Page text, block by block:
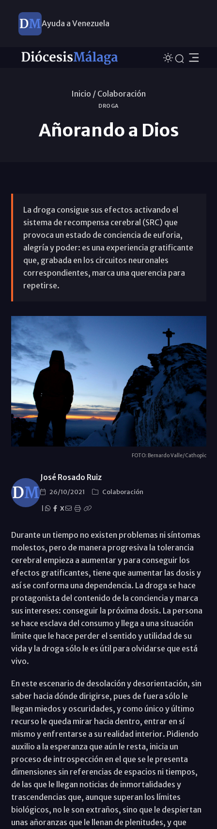
Ayuda a Venezuela
Inicio / Colaboración
DROGA
Añorando a Dios
La droga consigue sus efectos activando el
sistema de recompensa cerebral (SRC) que
provoca un estado de conciencia de euforia,
alegría y poder: es una experiencia gratificante
que, grabada en los circuitos neuronales
correspondientes, marca una querencia para
repetirse.
FOTO: Bernardo Valle/Cathopic
José Rosado Ruiz
26/10/2021
Colaboración
X
Durante un tiempo no existen problemas ni síntomas
molestos, pero de manera progresiva la tolerancia
cerebral empieza a aumentar y para conseguir los
efectos gratificantes, tiene que aumentar las dosis y
así se conforma una dependencia. La droga se hace
protagonista del contenido de la conciencia y marca
sus intereses: conseguir la próxima dosis. La persona
se hace esclava del consumo y llega a una situación
límite que le hace perder el sentido y utilidad de su
vida y la droga sólo le es útil para olvidarse que está
vivo.
En este escenario de desolación y desorientación, sin
saber hacia dónde dirigirse, pues de fuera sólo le
llegan miedos y oscuridades, y como único y último
recurso le queda mirar hacia dentro, entrar en sí
mismo y enfrentarse a su realidad interior. Pidiendo
auxilio a la esperanza que aún le resta, inicia un
proceso de introspección en el que se le presenta
dimensiones sin referencias de espacios ni tiempos,
de las que le llegan noticias de inmortalidades y
trascendencias que, aunque superan los límites
biológicos, no le son extraños, sino que le despiertan
unas añoranzas que le llenan de plenitudes, y que